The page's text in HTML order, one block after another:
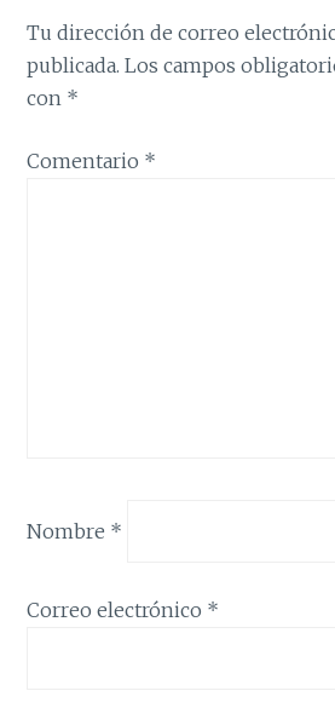
Tu dirección de correo
publicada. Los campos
con *
Comentario *
Nombre *
Correo electrónico *